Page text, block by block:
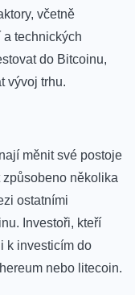
včetně
technických
do Bitcoinu,
vývoj trhu.
měnit⁣ své‌ postoje
⁣několika
ostatními
Investoři, kteří
‌k​ investicím ⁣do
nebo litecoin.